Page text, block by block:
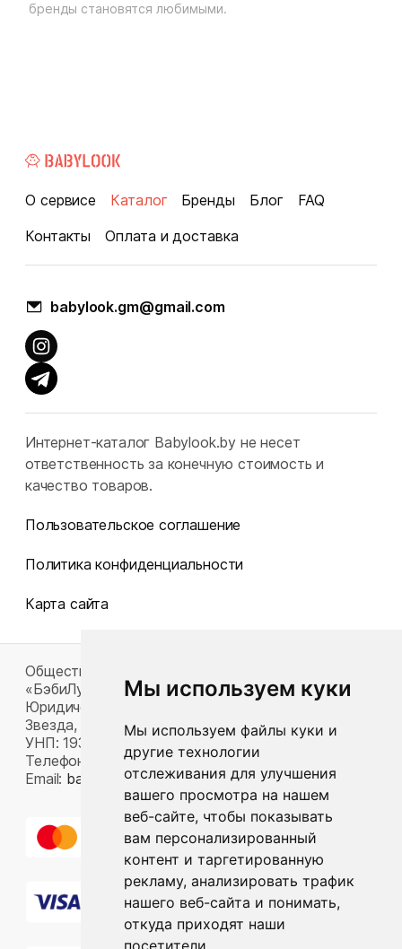
Мы используем куки
Мы используем файлы куки и
другие технологии
отслеживания для улучшения
вашего просмотра на нашем
веб-сайте, чтобы показывать
вам персонализированный
контент и таргетированную
рекламу, анализировать трафик
нашего веб-сайта и понимать,
откуда приходят наши
посетители.
бренды становятся любимыми.
О сервисе Каталог Бренды Блог
FAQ
Контакты
Оплата и доставка
babylook.gm@gmail.com
Интернет-каталог Babylook.by не несет
ответственность за конечную стоимость и
качество товаров.
Пользовательское соглашение
Политика конфиденциальности
Карта сайта
Общество с ограниченной ответственностью
«БэбиЛук»
Юридический адрес: 220117, г. Минск, пр-т Газеты
Звезда, д. 16, пом. 52
УНП: 193815124
Телефон:
+375 33 392 66 63
Email: babylook.gm@gmail.com .